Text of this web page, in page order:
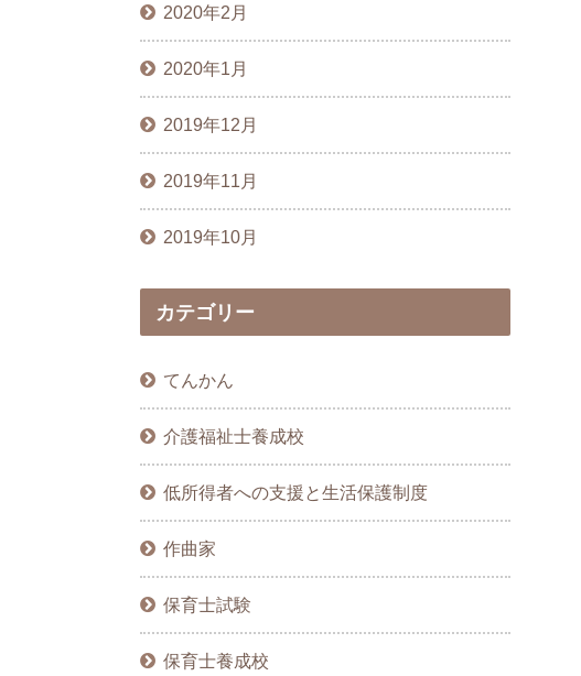
2020年2月
2020年1月
2019年12月
2019年11月
2019年10月
カテゴリー
てんかん
介護福祉士養成校
低所得者への支援と生活保護制度
作曲家
保育士試験
保育士養成校